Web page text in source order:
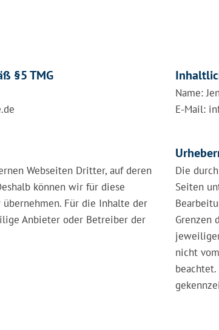
§5 TMG
Name:
E-Mail:
Webseiten Dritter, auf deren
können wir für diese
Für die Inhalte der
Anbieter oder Betreiber der
Die
Seiten
Grenzen
nicht